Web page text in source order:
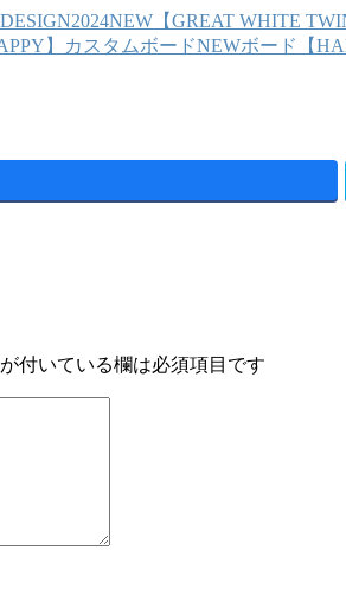
2024NEW【GREAT WHITE
NEWボード【
が付いている欄は必須項目です